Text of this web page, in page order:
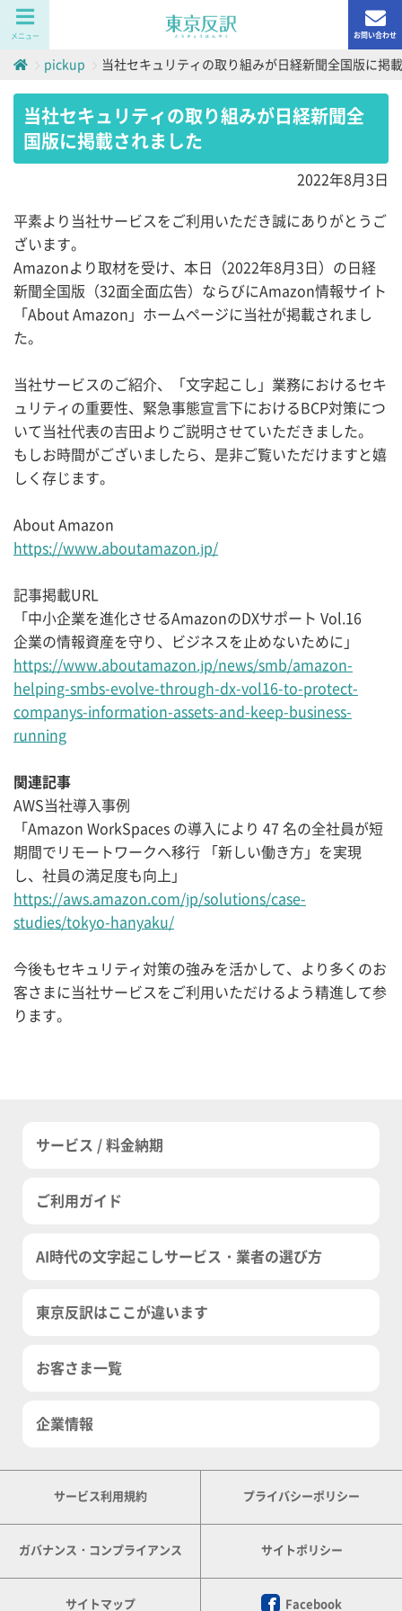
メニュー お問い合わせ
pickup 当社セキュリティの取り組みが日経新聞全国版に掲
当社セキュリティの取り組みが日経新聞全
国版に掲載されました
2022年8月3日
平素より当社サービスをご利用いただき誠にありがとうご
ざいます。
Amazonより取材を受け、本日（2022年8月3日）の日経
新聞全国版（32面全面広告）ならびにAmazon情報サイト
「About Amazon」ホームページに当社が掲載されまし
た。
当社サービスのご紹介、「文字起こし」業務におけるセキ
ュリティの重要性、緊急事態宣言下におけるBCP対策につ
いて当社代表の吉田よりご説明させていただきました。
もしお時間がございましたら、是非ご覧いただけますと嬉
しく存じます。
About Amazon
https://www.aboutamazon.jp/
記事掲載URL
「中小企業を進化させるAmazonのDXサポート Vol.16
企業の情報資産を守り、ビジネスを止めないために」
https://www.aboutamazon.jp/news/smb/amazon-
helping-smbs-evolve-through-dx-vol16-to-protect-
companys-information-assets-and-keep-business-
running
関連記事
AWS当社導入事例
「Amazon WorkSpaces の導入により 47 名の全社員が短
期間でリモートワークへ移行 「新しい働き方」を実現
し、社員の満足度も向上」
https://aws.amazon.com/jp/solutions/case-
studies/tokyo-hanyaku/
今後もセキュリティ対策の強みを活かして、より多くのお
客さまに当社サービスをご利用いただけるよう精進して参
ります。
サービス / 料金納期
ご利用ガイド
AI時代の文字起こしサービス・業者の選び方
東京反訳はここが違います
お客さま一覧
企業情報
サービス利用規約 プライバシーポリシー
ガバナンス・コンプライアンス サイトポリシー
サイトマップ Facebook